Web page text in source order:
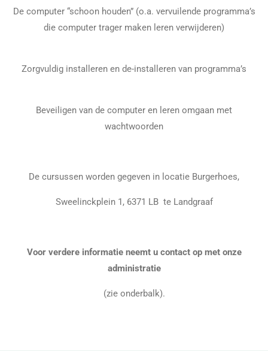
De computer “schoon houden” (o.a. vervuilende programma’s
die computer trager maken leren verwijderen)
Zorgvuldig installeren en de-installeren van programma’s
Beveiligen van de computer en leren omgaan met
wachtwoorden
De cursussen worden gegeven in locatie Burgerhoes,
Sweelinckplein 1, 6371 LB te Landgraaf
Voor verdere informatie neemt u contact op met onze
administratie
(zie onderbalk).